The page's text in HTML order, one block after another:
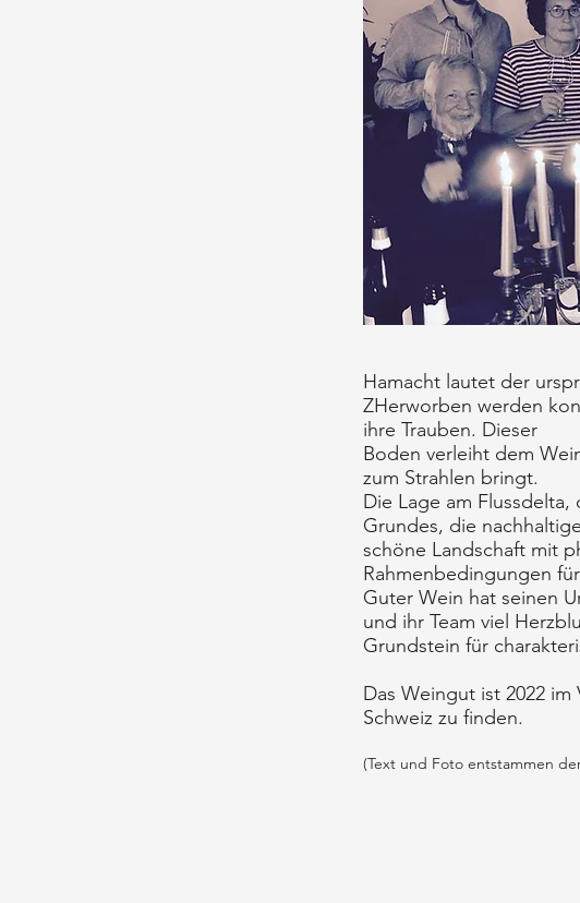
Hamacht lautet der
ZHerworben werden
ihre Trauben. Dieser
Boden verleiht dem
zum Strahlen bringt.
Die Lage am
Grundes, die
schöne Landschaft mit
Rahmenbedingungen
Guter Wein hat seinen
und ihr Team viel
Grundstein für
Das Weingut ist 2022
Schweiz zu finden.
(Text und Foto entstammen